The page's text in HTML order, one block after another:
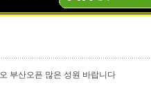
부산오픈 많은 성원 바랍니다